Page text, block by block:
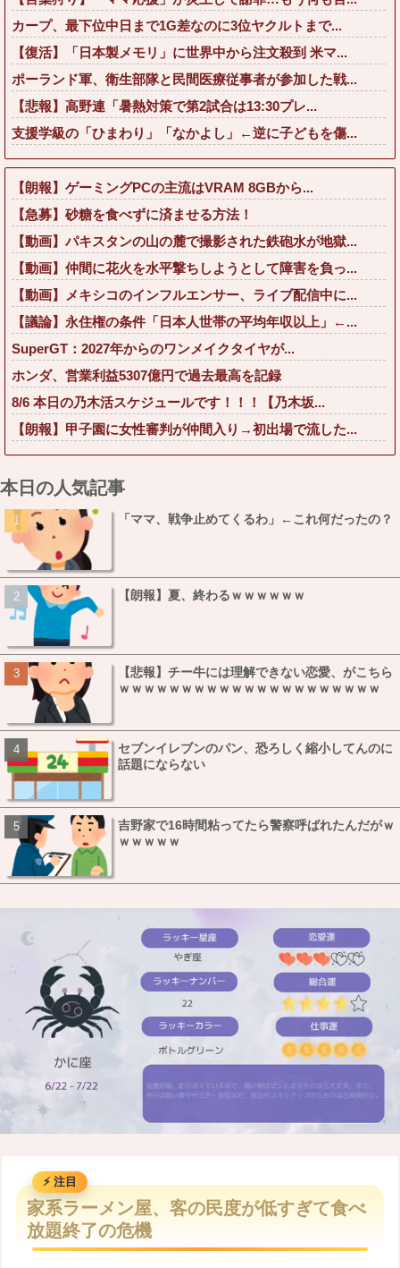
カープ、最下位中日まで1G差なのに3位ヤクルトまで...
【復活】「日本製メモリ」に世界中から注文殺到 米マ...
ポーランド軍、衛生部隊と民間医療従事者が参加した戦...
【悲報】高野連「暑熱対策で第2試合は13:30プレ...
支援学級の「ひまわり」「なかよし」←逆に子どもを傷...
【朗報】ゲーミングPCの主流はVRAM 8GBから...
【急募】砂糖を食べずに済ませる方法！
【動画】パキスタンの山の麓で撮影された鉄砲水が地獄...
【動画】仲間に花火を水平撃ちしようとして障害を負っ...
【動画】メキシコのインフルエンサー、ライブ配信中に...
【議論】永住権の条件「日本人世帯の平均年収以上」←...
SuperGT：2027年からのワンメイクタイヤが...
ホンダ、営業利益5307億円で過去最高を記録
8/6 本日の乃木活スケジュールです！！！【乃木坂...
【朗報】甲子園に女性審判が仲間入り→初出場で流した...
本日の人気記事
「ママ、戦争止めてくるわ」←これ何だったの？
【朗報】夏、終わるｗｗｗｗｗｗ
【悲報】チー牛には理解できない恋愛、がこちら
ｗｗｗｗｗｗｗｗｗｗｗｗｗｗｗｗｗｗｗｗｗ
セブンイレブンのパン、恐ろしく縮小してんのに
話題にならない
吉野家で16時間粘ってたら警察呼ばれたんだがｗ
ｗｗｗｗｗ
M
u
t
家系ラーメン屋、客の民度が低すぎて食べ
放題終了の危機